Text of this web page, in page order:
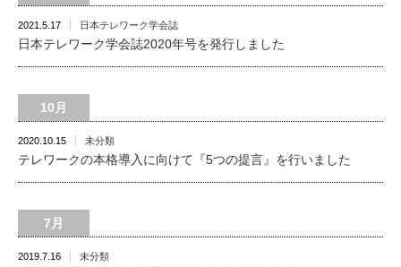
2021.5.17 日本テレワーク学会誌
日本テレワーク学会誌2020年号を発行しました
10月
2020.10.15 未分類
テレワークの本格導入に向けて『5つの提言』を行いました
7月
2019.7.16 未分類